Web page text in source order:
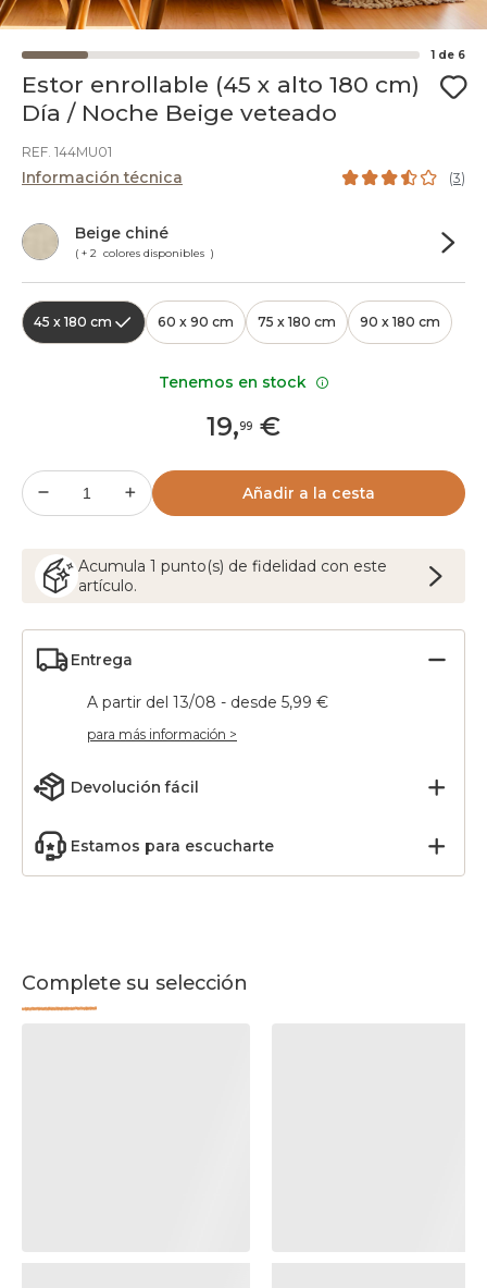
1 de 6
Estor enrollable (45 x alto 180 cm)
Día / Noche Beige veteado
REF. 144MU01
Información técnica (3)
Beige chiné
( + 2 colores disponibles )
45 x 180 cm 60 x 90 cm 75 x 180 cm 90 x 180 cm
19,99 €
Añadir a la cesta
Acumula 1 punto(s) de fidelidad con este
artículo.
Entrega
A partir del 13/08 - desde 5,99 €
para más información >
Devolución fácil
Estamos para escucharte
Complete su selección